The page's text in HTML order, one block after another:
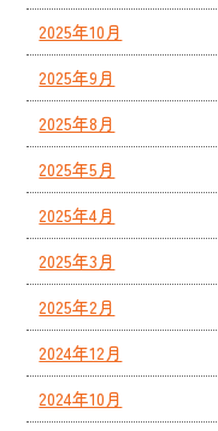
2025年10月
2025年9月
2025年8月
2025年5月
2025年4月
2025年3月
2025年2月
2024年12月
2024年10月